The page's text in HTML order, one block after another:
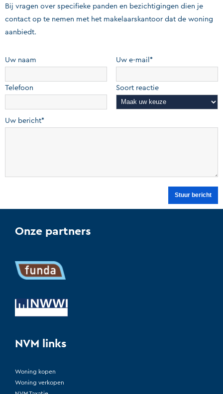
Bij vragen over specifieke panden en bezichtigingen dien je
contact op te nemen met het makelaarskantoor dat de woning
aanbiedt.
Uw naam Uw e-mail*
Telefoon Soort reactie
Uw bericht*
Onze partners
NVM links
Woning kopen
Woning verkopen